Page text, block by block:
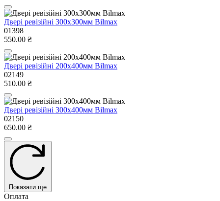
Двері ревізійні 300x300мм Bilmax
01398
550.00 ₴
Двері ревізійні 200x400мм Bilmax
02149
510.00 ₴
Двері ревізійні 300x400мм Bilmax
02150
650.00 ₴
Показати ще
Оплата